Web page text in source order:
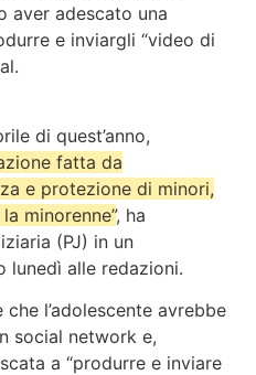
aver adescato una
e inviargli “video di
di quest’anno,
fatta da
e protezione di minori,
minorenne”, ha
(PJ) in un
lunedì alle redazioni.
l’adolescente avrebbe
social network e,
a “produrre e inviare